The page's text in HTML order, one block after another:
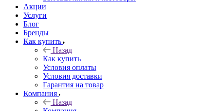
Акции
Услуги
Блог
Бренды
Как купить
Назад
Как купить
Условия оплаты
Условия доставки
Гарантия на товар
Компания
Назад